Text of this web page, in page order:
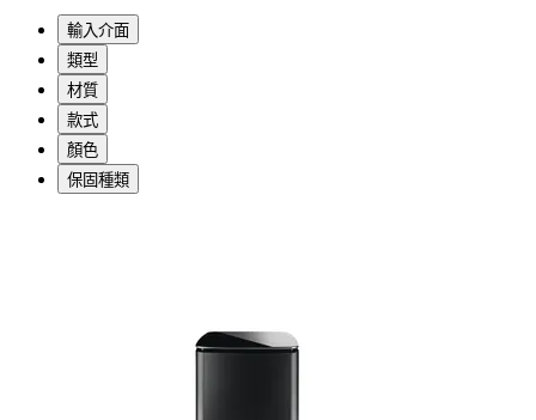
輸入介面
類型
材質
款式
顏色
保固種類